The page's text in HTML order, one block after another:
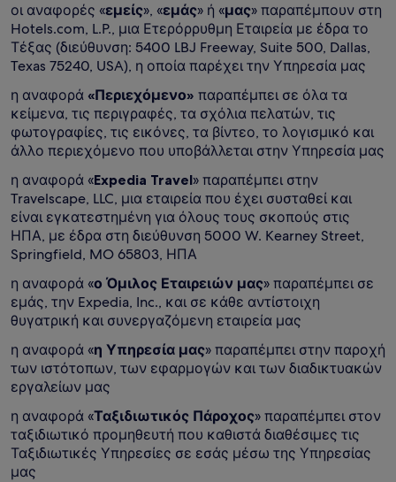
οι αναφορές «εμείς», «εμάς» ή «μας» παραπέμπουν στη
Hotels.com, L.P., μια Ετερόρρυθμη Εταιρεία με έδρα το
Τέξας (διεύθυνση: 5400 LBJ Freeway, Suite 500, Dallas,
Texas 75240, USA), η οποία παρέχει την Υπηρεσία μας
η αναφορά «Περιεχόμενο» παραπέμπει σε όλα τα
κείμενα, τις περιγραφές, τα σχόλια πελατών, τις
φωτογραφίες, τις εικόνες, τα βίντεο, το λογισμικό και
άλλο περιεχόμενο που υποβάλλεται στην Υπηρεσία μας
η αναφορά «Expedia Travel» παραπέμπει στην
Travelscape, LLC, μια εταιρεία που έχει συσταθεί και
είναι εγκατεστημένη για όλους τους σκοπούς στις
ΗΠΑ, με έδρα στη διεύθυνση 5000 W. Kearney Street,
Springfield, MO 65803, ΗΠΑ
η αναφορά «ο Όμιλος Εταιρειών μας» παραπέμπει σε
εμάς, την Expedia, Inc., και σε κάθε αντίστοιχη
θυγατρική και συνεργαζόμενη εταιρεία μας
η αναφορά «η Υπηρεσία μας» παραπέμπει στην παροχή
των ιστότοπων, των εφαρμογών και των διαδικτυακών
εργαλείων μας
η αναφορά «Ταξιδιωτικός Πάροχος» παραπέμπει στον
ταξιδιωτικό προμηθευτή που καθιστά διαθέσιμες τις
Ταξιδιωτικές Υπηρεσίες σε εσάς μέσω της Υπηρεσίας
μας